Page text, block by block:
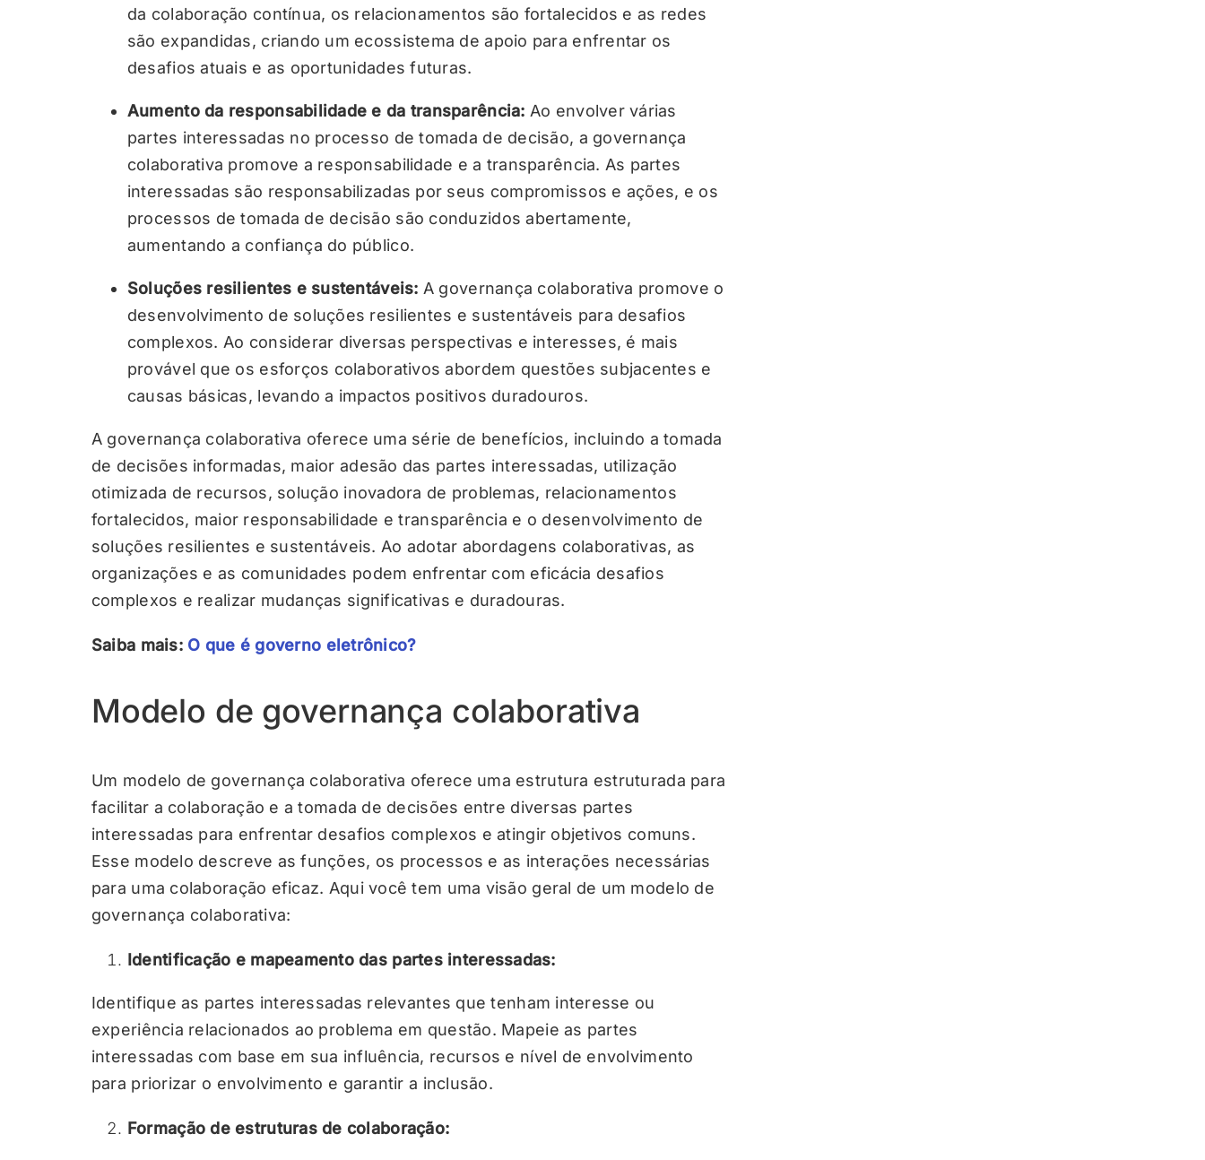
da colaboração contínua, os relacionamentos são fortalecidos e as redes
são expandidas, criando um ecossistema de apoio para enfrentar os
desafios atuais e as oportunidades futuras.
Aumento da responsabilidade e da transparência: Ao envolver várias
partes interessadas no processo de tomada de decisão, a governança
colaborativa promove a responsabilidade e a transparência. As partes
interessadas são responsabilizadas por seus compromissos e ações, e os
processos de tomada de decisão são conduzidos abertamente,
aumentando a confiança do público.
Soluções resilientes e sustentáveis: A governança colaborativa promove o
desenvolvimento de soluções resilientes e sustentáveis para desafios
complexos. Ao considerar diversas perspectivas e interesses, é mais
provável que os esforços colaborativos abordem questões subjacentes e
causas básicas, levando a impactos positivos duradouros.
A governança colaborativa oferece uma série de benefícios, incluindo a tomada
de decisões informadas, maior adesão das partes interessadas, utilização
otimizada de recursos, solução inovadora de problemas, relacionamentos
fortalecidos, maior responsabilidade e transparência e o desenvolvimento de
soluções resilientes e sustentáveis. Ao adotar abordagens colaborativas, as
organizações e as comunidades podem enfrentar com eficácia desafios
complexos e realizar mudanças significativas e duradouras.
Saiba mais: O que é governo eletrônico?
Modelo de governança colaborativa
Um modelo de governança colaborativa oferece uma estrutura estruturada para
facilitar a colaboração e a tomada de decisões entre diversas partes
interessadas para enfrentar desafios complexos e atingir objetivos comuns.
Esse modelo descreve as funções, os processos e as interações necessárias
para uma colaboração eficaz. Aqui você tem uma visão geral de um modelo de
governança colaborativa:
Identificação e mapeamento das partes interessadas:
Identifique as partes interessadas relevantes que tenham interesse ou
experiência relacionados ao problema em questão. Mapeie as partes
interessadas com base em sua influência, recursos e nível de envolvimento
para priorizar o envolvimento e garantir a inclusão.
Formação de estruturas de colaboração: